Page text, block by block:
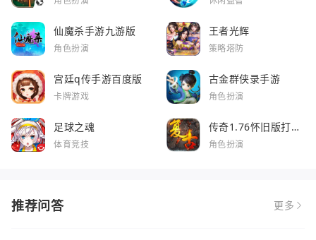
仙魔杀手游九游版
角色扮演
王者光辉
策略塔防
宫廷q传手游百度版
卡牌游戏
古金群侠录手游
角色扮演
足球之魂
体育竞技
传奇1.76怀旧版打金
服
角色扮演
推荐问答 更多